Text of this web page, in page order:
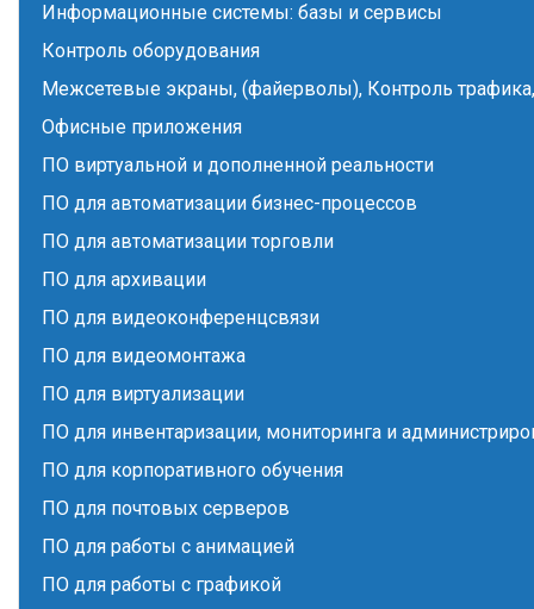
Информационные системы: базы и сервисы
Контроль оборудования
Межсетевые экраны, (файерволы), Контроль
Офисные приложения
ПО виртуальной и дополненной реальности
ПО для автоматизации бизнес-процессов
ПО для автоматизации торговли
ПО для архивации
ПО для видеоконференцсвязи
ПО для видеомонтажа
ПО для виртуализации
ПО для инвентаризации, мониторинга и
ПО для корпоративного обучения
ПО для почтовых серверов
ПО для работы с анимацией
ПО для работы с графикой